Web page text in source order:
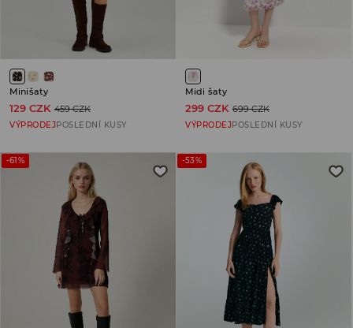
Minišaty
129 CZK 459 CZK
VÝPRODEJ POSLEDNÍ KUSY
Midi šaty
299 CZK 699 CZK
VÝPRODEJ POSLEDNÍ KUSY
-61% -53%